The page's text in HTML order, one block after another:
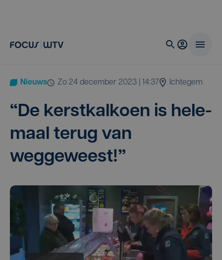
Nieuws zo 24 december 2023 | 14:37 Ichtegem
“De kerst­kal­koen is hele­
maal terug van
weggeweest!”